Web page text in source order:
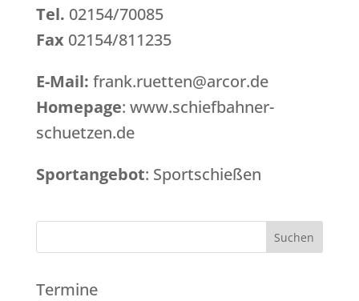
Tel. 02154/70085
Fax02154/811235
E-Mail: frank.ruetten@arcor.de
Homepage: www.schiefbahner-
schuetzen.de
Sportangebot: Sportschießen
Termine